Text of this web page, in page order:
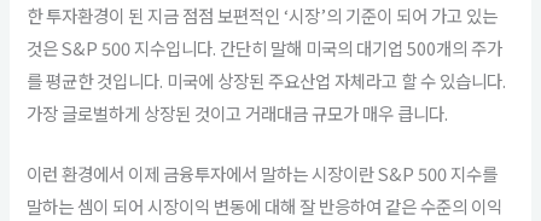
한 투자환경이 된 지금 점점 보편적인 ‘시장’의 기준이 되어 가고 있는
것은 S&P 500 지수입니다. 간단히 말해 미국의 대기업 500개의 주가
를 평균한 것입니다. 미국에 상장된 주요산업 자체라고 할 수 있습니다.
가장 글로벌하게 상장된 것이고 거래대금 규모가 매우 큽니다.
이런 환경에서 이제 금융투자에서 말하는 시장이란 S&P 500 지수를
말하는 셈이 되어 시장이익 변동에 대해 잘 반응하여 같은 수준의 이익